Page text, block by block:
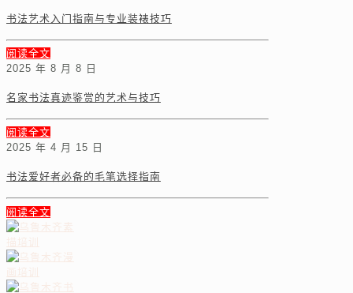
书法艺术入门指南与专业装裱技巧
阅读全文
2025 年 8 月 8 日
名家书法真迹鉴赏的艺术与技巧
阅读全文
2025 年 4 月 15 日
书法爱好者必备的毛笔选择指南
阅读全文